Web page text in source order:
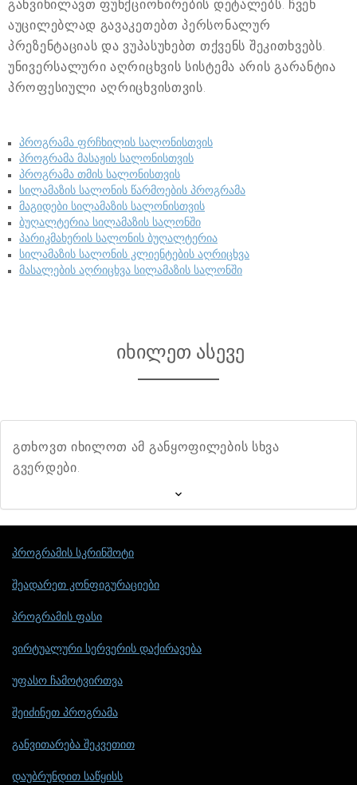
განვიხილავთ ფუნქციონირების დეტალებს. ჩვენ
აუცილებლად გავაკეთებთ პერსონალურ
პრეზენტაციას და ვუპასუხებთ თქვენს შეკითხვებს.
უნივერსალური აღრიცხვის სისტემა არის გარანტია
პროფესიული აღრიცხვისთვის.
პროგრამა ფრჩხილის სალონისთვის
პროგრამა მასაჟის სალონისთვის
პროგრამა თმის სალონისთვის
სილამაზის სალონის წარმოების პროგრამა
მაგიდები სილამაზის სალონისთვის
ბუღალტერია სილამაზის სალონში
პარიკმახერის სალონის ბუღალტერია
სილამაზის სალონის კლიენტების აღრიცხვა
მასალების აღრიცხვა სილამაზის სალონში
იხილეთ ასევე
გთხოვთ იხილოთ ამ განყოფილების სხვა
გვერდები.
პროგრამის სკრინშოტი
შეადარეთ კონფიგურაციები
პროგრამის ფასი
ვირტუალური სერვერის დაქირავება
უფასო ჩამოტვირთვა
შეიძინეთ პროგრამა
განვითარება შეკვეთით
დაუბრუნდით საწყისს